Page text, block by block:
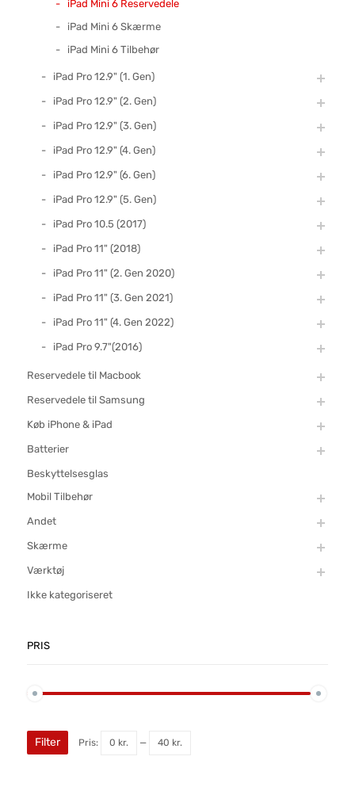
iPad Mini 6 Reservedele
iPad Mini 6 Skærme
iPad Mini 6 Tilbehør
iPad Pro 12.9" (1. Gen)
iPad Pro 12.9" (2. Gen)
iPad Pro 12.9" (3. Gen)
iPad Pro 12.9" (4. Gen)
iPad Pro 12.9" (6. Gen)
iPad Pro 12.9" (5. Gen)
iPad Pro 10.5 (2017)
iPad Pro 11" (2018)
iPad Pro 11" (2. Gen 2020)
iPad Pro 11" (3. Gen 2021)
iPad Pro 11" (4. Gen 2022)
iPad Pro 9.7"(2016)
Reservedele til Macbook
Reservedele til Samsung
Køb iPhone & iPad
Batterier
Beskyttelsesglas
Mobil Tilbehør
Andet
Skærme
Værktøj
Ikke kategoriseret
PRIS
Filter Pris: 0 kr. — 40 kr.